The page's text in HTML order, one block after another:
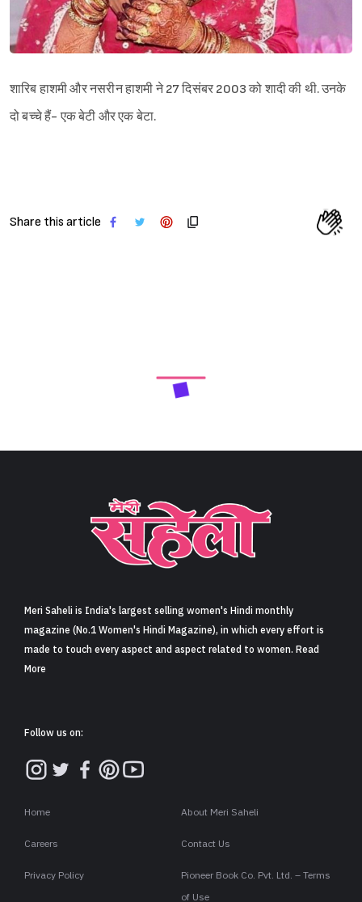
शारिब हाशमी और नसरीन हाशमी ने 27 दिसंबर 2003 को शादी की थी. उनके
दो बच्चे हैं- एक बेटी और एक बेटा.
Share this article
Meri Saheli is India's largest selling women's Hindi monthly
magazine (No.1 Women's Hindi Magazine), in which every effort is
made to touch every aspect and aspect related to women. Read
More
Follow us on:
Home About Meri Saheli
Careers Contact Us
Privacy Policy
Pioneer Book Co. Pvt. Ltd. – Terms
of Use